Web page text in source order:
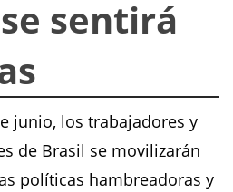
sentirá
junio, los trabajadores y
de Brasil se movilizarán
políticas hambreadoras y